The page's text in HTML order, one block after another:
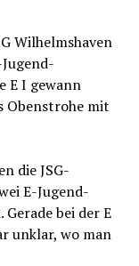
Wilhelmshaven
E I gewann
Obenstrohe mit
die JSG-
E-Jugend-
bei der E
unklar, wo man